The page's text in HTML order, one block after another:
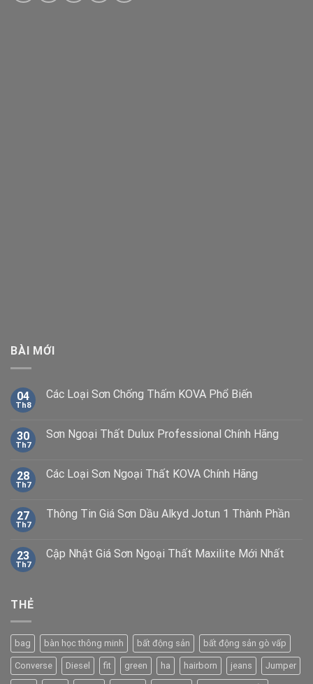
BÀI MỚI
04
Th8
Các Loại Sơn Chống Thấm KOVA Phổ Biến
30
Th7
Sơn Ngoại Thất Dulux Professional Chính Hãng
28
Th7
Các Loại Sơn Ngoại Thất KOVA Chính Hãng
27
Th7
Thông Tin Giá Sơn Dầu Alkyd Jotun 1 Thành Phần
23
Th7
Cập Nhật Giá Sơn Ngoại Thất Maxilite Mới Nhất
THẺ
bag bàn học thông minh bất động sản bất động sản gò vấp
Converse Diesel fit green ha hairborn jeans Jumper